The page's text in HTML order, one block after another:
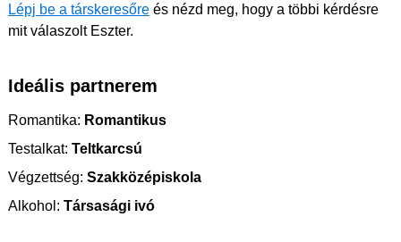
Lépj be a társkeresőre és nézd meg, hogy a többi kérdésre
mit válaszolt Eszter.
Ideális partnerem
Romantika: Romantikus
Testalkat: Teltkarcsú
Végzettség: Szakközépiskola
Alkohol: Társasági ivó